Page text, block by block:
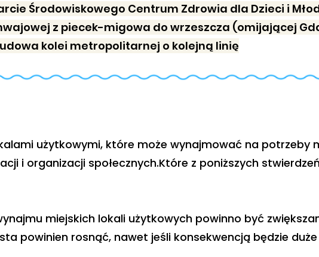
Środowiskowego Centrum Zdrowia dla Dzieci i
z piecek-migowa do wrzeszcza (omijającej
kolei metropolitarnej o kolejną linię
użytkowymi, które może wynajmować na potrzeby
i organizacji społecznych.Które z poniższych
miejskich lokali użytkowych powinno być
powinien rosnąć, nawet jeśli konsekwencją będzie